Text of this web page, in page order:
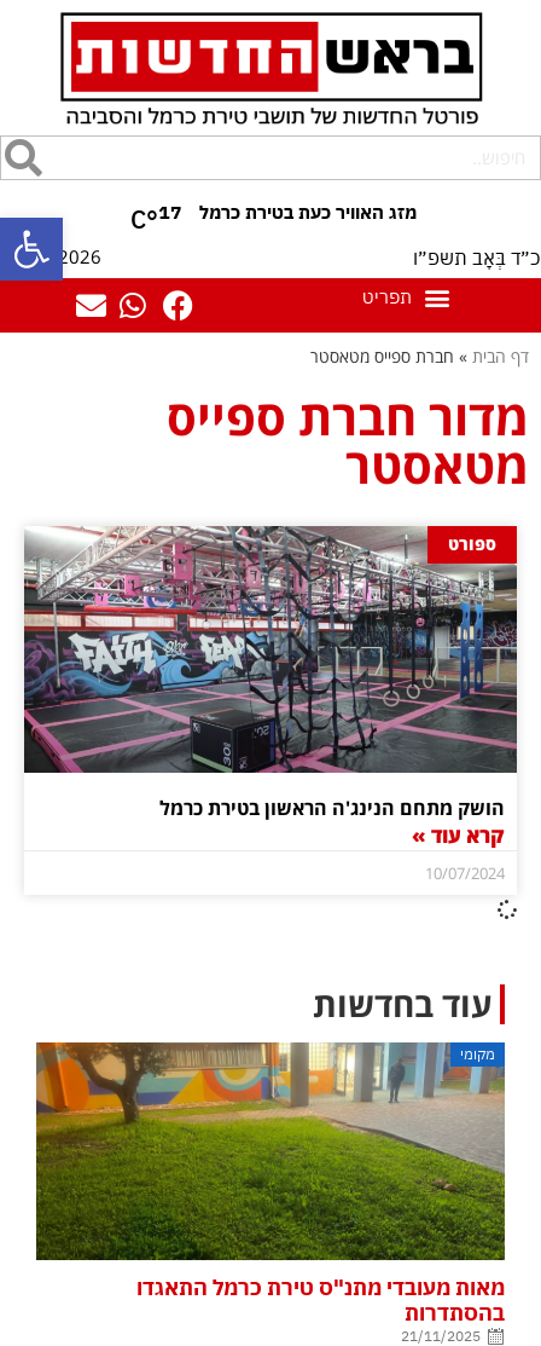
פתח 17
°C
כ״ד בְּאָב תשפ״ו 07/08/2026
דף הבית » חברת ספייס מטאסטר
מדור חברת ספייס
מטאסטר
ספורט
הושק מתחם הנינג'ה הראשון בטירת כרמל
קרא עוד »
10/07/2024
עוד בחדשות
מקומי
מאות מעובדי מתנ"ס טירת כרמל התאגדו
בהסתדרות
21/11/2025